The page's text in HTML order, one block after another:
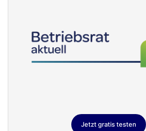
Jetzt gratis testen